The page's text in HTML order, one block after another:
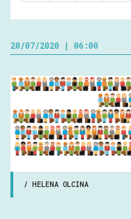
20/07/2020 | 06:00
/ HELENA OLCINA